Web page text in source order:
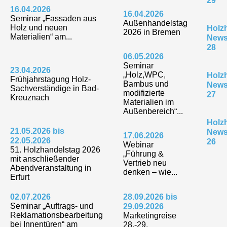
16.04.2026
Seminar „Fassaden aus
Holz und neuen
Materialien“ am...
16.04.2026
Außenhandelstag
2026 in Bremen
23.04.2026
Frühjahrstagung Holz-
Sachverständige in Bad-
Kreuznach
06.05.2026
Seminar
„Holz,WPC,
Bambus und
modifizierte
Materialien im
Außenbereich“...
21.05.2026 bis
22.05.2026
51. Holzhandelstag 2026
mit anschließender
Abendveranstaltung in
Erfurt
17.06.2026
Webinar
„Führung &
Vertrieb neu
denken – wie...
02.07.2026
Seminar „Auftrags- und
Reklamationsbearbeitung
bei Innentüren“ am
28.09.2026 bis
29.09.2026
Marketingreise
28.-29.
28
27
26